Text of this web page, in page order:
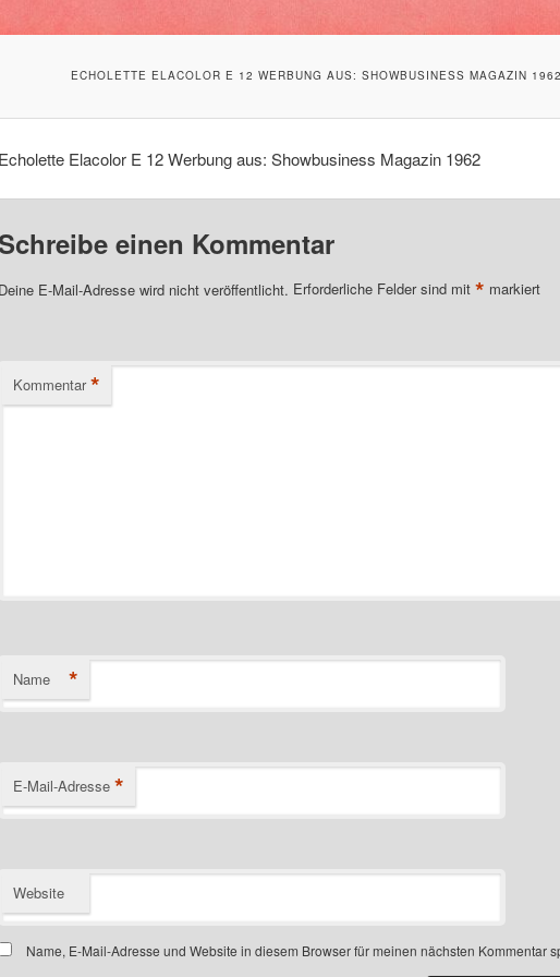
ECHOLETTE ELACOLOR E 12 WERBUNG AUS: SHOWBUSINESS MAGAZIN
Echolette Elacolor E 12 Werbung aus: Showbusiness Magazin 1962
einen Kommentar
Deine E-Mail-Adresse wird nicht veröffentlicht. Erforderliche Felder sind mit * markiert
Kommentar *
Name *
E-Mail-Adresse *
Website
Name, E-Mail-Adresse und Website in diesem Browser für meinen nächsten Kommentar